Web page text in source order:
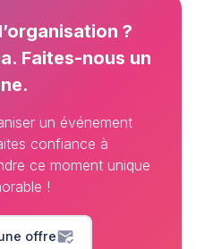
?
Faites-nous un
un événement
confiance à
ce moment unique
!
offremark_email_read